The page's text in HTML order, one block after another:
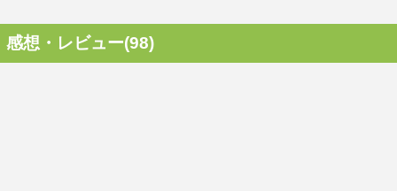
感想・レビュー(98)